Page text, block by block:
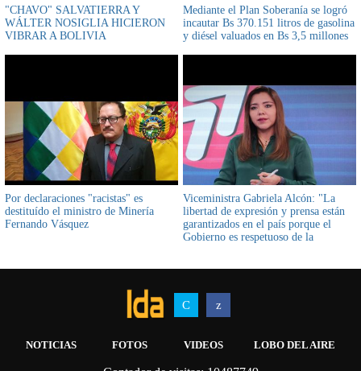
"CHAVO" SALVATIERRA Y
WÁLTER NOSIGLIA HICIERON
VIBRAR A BOLIVIA
Mediante el Plan Soberanía se logró
incautar Bs 370.151 litros de gasolina
y diésel valuados en Bs 3,5 millones
Por declaraciones "racistas" es
destituído el ministro de Minería
Fernando Vásquez
Viceministra Gabriela Alcón: "La
libertad de expresión y prensa están
garantizados en el país porque el
Gobierno es respetuoso de la
NOTICIAS FOTOS VIDEOS LOBO DEL AIRE